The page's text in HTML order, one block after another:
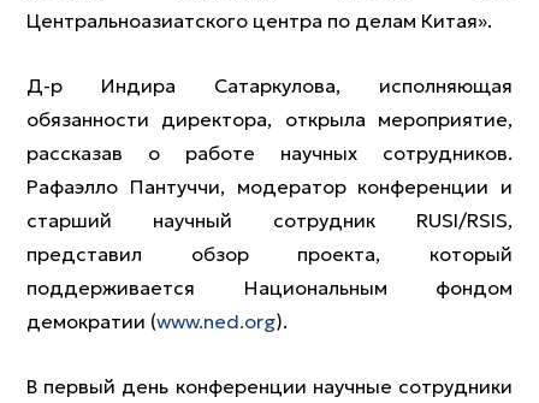
Центральноазиатского центра по делам Китая».
Д-р Индира Сатаркулова, исполняющая
обязанности директора, открыла мероприятие,
рассказав о работе научных сотрудников.
Рафаэлло Пантуччи, модератор конференции и
старший научный сотрудник RUSI/RSIS,
представил обзор проекта, который
поддерживается Национальным фондом
демократии (www.ned.org).
В первый день конференции научные сотрудники